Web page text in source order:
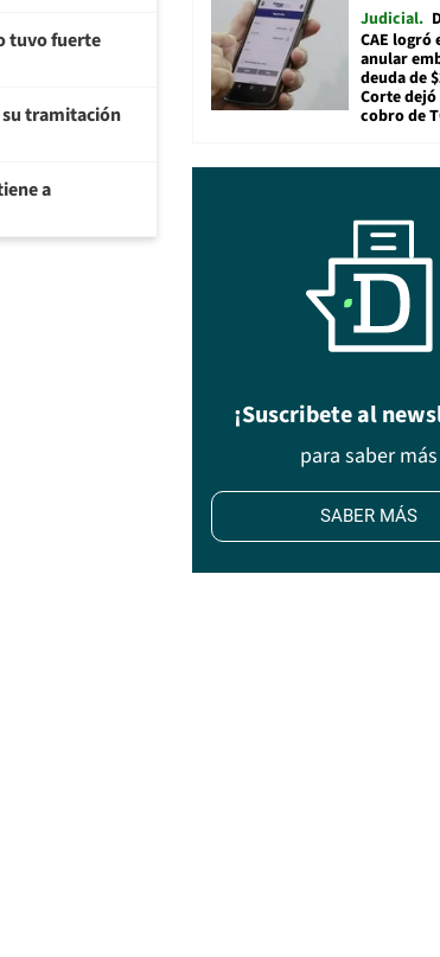
tuvo fuerte
tramitación
a
Judicial
CAE logró
anular
deuda de
Corte
cobro de
¡Suscribete al
para saber más
SABER MÁS